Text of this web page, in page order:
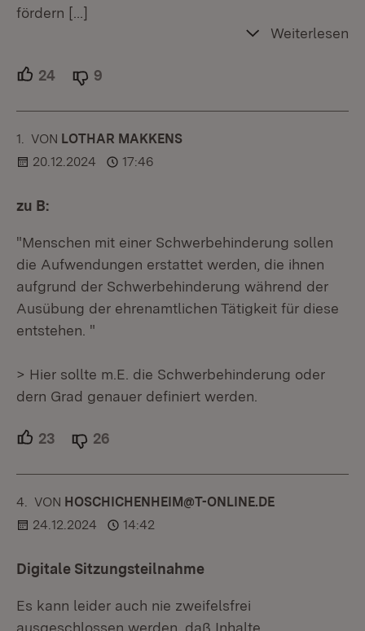
fördern […]
Weiterlesen
24 Unterstützer.
9
1. KOMMENTAR
VON :LOTHAR MAKKENS
20.12.2024
17:46
zu B:
"Menschen mit einer Schwerbehinderung sollen
die Aufwendungen erstattet werden, die ihnen
aufgrund der Schwerbehinderung während der
Ausübung der ehrenamtlichen Tätigkeit für diese
entstehen. "
> Hier sollte m.E. die Schwerbehinderung oder
dern Grad genauer definiert werden.
23 Unterstützer.
26
4. KOMMENTAR
VON :HOSCHICHENHEIM@T-ONLINE.DE
24.12.2024
14:42
Digitale Sitzungsteilnahme
Es kann leider auch nie zweifelsfrei
ausgeschlossen werden, daß Inhalte